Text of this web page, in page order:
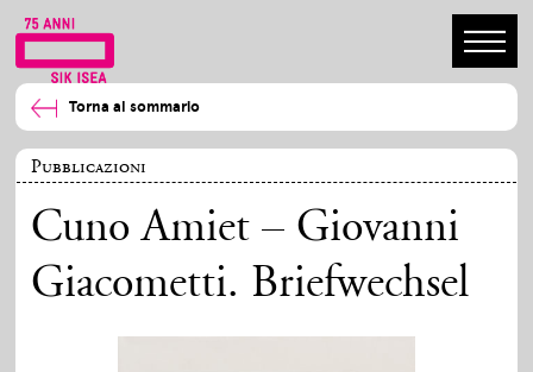
Torna al sommario
Pubblicazioni
Cuno Amiet – Giovanni
Giacometti. Briefwechsel